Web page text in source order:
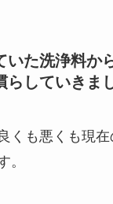
いた洗浄料か
らしていきま
くも悪くも現
。